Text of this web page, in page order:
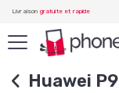
Livraison gratuite et rapide
Huawei P9